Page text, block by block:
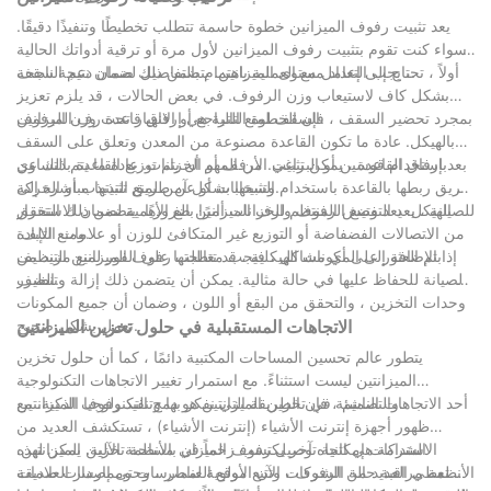
يعد تثبيت رفوف الميزانين خطوة حاسمة تتطلب تخطيطًا وتنفيذًا دقيقًا.
سواء كنت تقوم بتثبيت رفوف الميزانين لأول مرة أو ترقية أدواتك الحالية
، يجب التعامل مع العملية باهتمام بالتفاصيل لضمان نتيجة ناجحة.
أولاً ، تحتاج إلى إعداد مستوى الميزانين. يتضمن ذلك ضمان دعم السقف
بشكل كاف لاستيعاب وزن الرفوف. في بعض الحالات ، قد يلزم تعزيز
السقف لمنع التراجع أو الانهيار تحت وزن الرفوف.
بمجرد تحضير السقف ، فإن الخطوة التالية هي إرفاق قاعدة رف الميزانين
بالهيكل. عادة ما تكون القاعدة مصنوعة من المعدن وتعلق على السقف
باستخدام قوسين أو البراغي. من المهم أن يتم توزيع القاعدة بالتساوي
وتثبيتها بشكل آمن لمنع التذبذب أو الحركة.
بعد إرفاق القاعدة ، يمكن تثبيت الأرفف أو الخزانات. عادة ما يتم ذلك عن
طريق ربطها بالقاعدة باستخدام السحابات أو عن طريق تثبيتها مباشرة إلى
الهيكل. يعد وضع الرفوف والخزانات أمرًا بالغ الأهمية لضمان الاستقرار
ومنع الإبادة.
للصيانة ، يعد التفتيش المنتظم لرف الميزانين ضروريًا. يتضمن ذلك التحقق
من الاتصالات الفضفاضة أو التوزيع غير المتكافئ للوزن أو علامات التلف.
إذا تم العثور على أي مشاكل ، فيجب معالجتها على الفور لمنع مزيد من
الضرر.
بالإضافة إلى المكونات الهيكلية ، قد تتطلب رفوف الميزانين التنظيف
والصيانة للحفاظ عليها في حالة مثالية. يمكن أن يتضمن ذلك إزالة وتنظيف
وحدات التخزين ، والتحقق من البقع أو اللون ، وضمان أن جميع المكونات
تعمل بشكل صحيح.
الاتجاهات المستقبلية في حلول تخزين الميزانتين
يتطور عالم تحسين المساحات المكتبية دائمًا ، كما أن حلول تخزين
الميزانتين ليست استثناءً. مع استمرار تغيير الاتجاهات التكنولوجية
والتصميم ، فإن الطريقة التي نفكر بها وتنفيذ رفوف الميزانتين.
أحد الاتجاهات الناشئة في تخزين الميزانتين هو دمج التكنولوجيا الذكية. مع
ظهور أجهزة إنترنت الأشياء (إنترنت الأشياء) ، تستكشف العديد من
الشركات إمكانية توصيل رفوف الميزان بالأنظمة الآلية. يمكن لهذه
الأنظمة مراقبة حالة الرفوف ، وتتبع موقع العناصر ، وحتى إصدار العلامات
الاستدامة هي اتجاه آخر يكتسب زخماً في مساحة تخزين الميزانتين.
تعطي العديد من الشركات الآن الأولوية لممارسات وممارسات صديقة